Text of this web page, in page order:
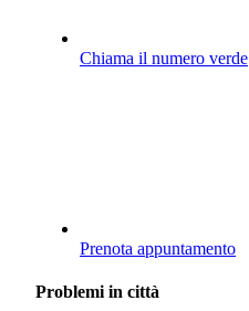
Chiama il numero verde
Prenota appuntamento
Problemi in città